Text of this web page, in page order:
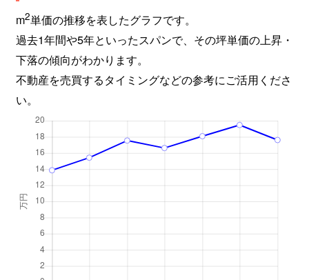
m2単価の推移を表したグラフです。
過去1年間や5年といったスパンで、その坪単価の上昇・
下落の傾向がわかります。
不動産を売買するタイミングなどの参考にご活用くださ
い。